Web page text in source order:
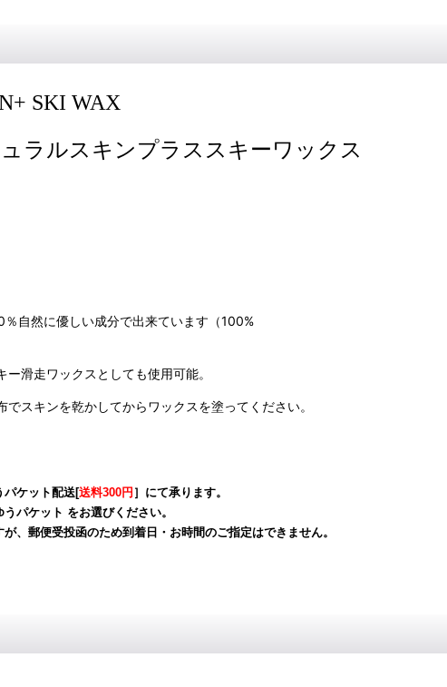
SKI WAX
ラルスキンプラススキーワックス
自然に優しい成分で出来ています（100%
滑走ワックスとしても使用可能。
スキンを乾かしてからワックスを塗ってください。
パケット配送[送料300円 ］にて承ります。
パケット をお選びください。
、郵便受投函のため到着日・お時間のご指定はできません。